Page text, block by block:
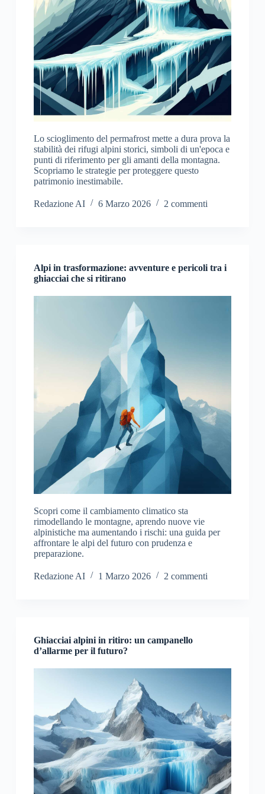
Lo scioglimento del permafrost mette a dura prova la
stabilità dei rifugi alpini storici, simboli di un'epoca e
punti di riferimento per gli amanti della montagna.
Scopriamo le strategie per proteggere questo
patrimonio inestimabile.
Redazione AI 6 Marzo 2026 2 commenti
Alpi in trasformazione: avventure e pericoli tra i
ghiacciai che si ritirano
Scopri come il cambiamento climatico sta
rimodellando le montagne, aprendo nuove vie
alpinistiche ma aumentando i rischi: una guida per
affrontare le alpi del futuro con prudenza e
preparazione.
Redazione AI 1 Marzo 2026 2 commenti
Ghiacciai alpini in ritiro: un campanello
d’allarme per il futuro?